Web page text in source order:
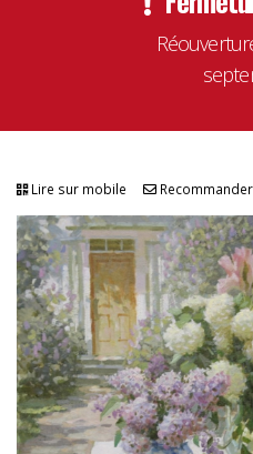
Lire sur mobile